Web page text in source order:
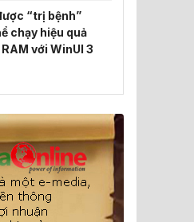
“trị bệnh”
chạy hiệu quả
với WinUI 3